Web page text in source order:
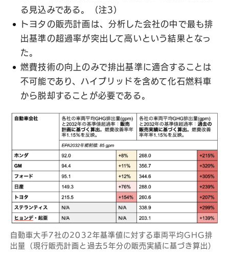
る見込みである。（注3）
トヨタの販売計画は、分析した会社の中で最も排
出基準の超過率が突出して高いという結果となっ
た。
燃費技術の向上のみで排出基準に適合することは
不可能であり、ハイブリッドを含めて化石燃料車
から脱却することが必要である。
自動車大手7社の2032年基準値に対する車両平均GHG排
出量（現行販売計画と過去5年分の販売実績に基づき算出）